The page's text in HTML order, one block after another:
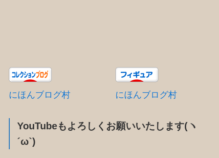
にほんブログ村 にほんブログ村
YouTubeもよろしくお願いいたします(ヽ
´ω`)